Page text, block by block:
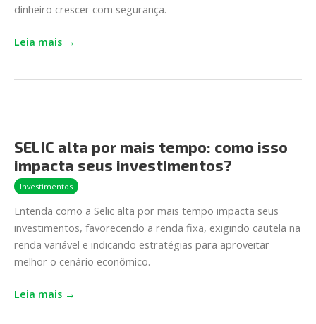
dinheiro crescer com segurança.
Leia mais →
SELIC alta por mais tempo: como isso
impacta seus investimentos?
Investimentos
Entenda como a Selic alta por mais tempo impacta seus
investimentos, favorecendo a renda fixa, exigindo cautela na
renda variável e indicando estratégias para aproveitar
melhor o cenário econômico.
por
mais
tempo:
como
isso
impacta
seus
investimentos?
Leia mais →